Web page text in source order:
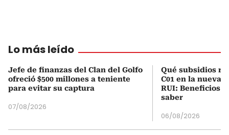
Lo más leído
Jefe de finanzas del Clan del Golfo
ofreció $500 millones a teniente
para evitar su captura
07/08/2026
Qué subsidios
C01 en la nueva
RUI: Beneficios
saber
06/08/2026